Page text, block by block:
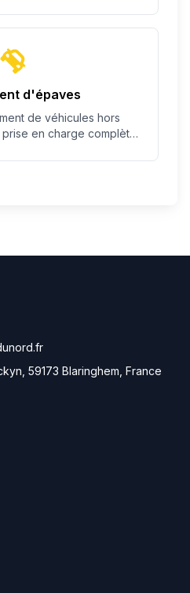
d'épaves
de véhicules hors
en charge complète
59173 Blaringhem, France